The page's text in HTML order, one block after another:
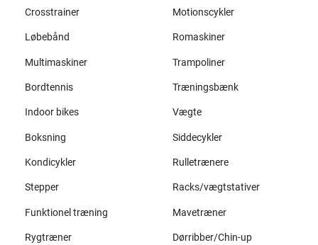
Crosstrainer
Motionscykler
Løbebånd Romaskiner
Multimaskiner Trampoliner
Bordtennis Træningsbænk
Indoor bikes Vægte
Boksning Siddecykler
Kondicykler Rulletrænere
Stepper Racks/vægtstativer
Funktionel træning Mavetræner
Rygtræner Dørribber/Chin-up